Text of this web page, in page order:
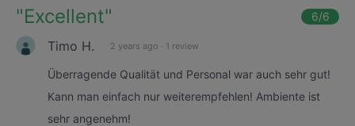
"Excellent" 6/6
Timo H. 2 years ago · 1 review
Überragende Qualität und Personal war auch sehr gut!
Kann man einfach nur weiterempfehlen! Ambiente ist
sehr angenehm!